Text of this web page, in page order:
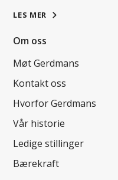
LES MER
Om oss
Møt Gerdmans
Kontakt oss
Hvorfor Gerdmans
Vår historie
Ledige stillinger
Bærekraft